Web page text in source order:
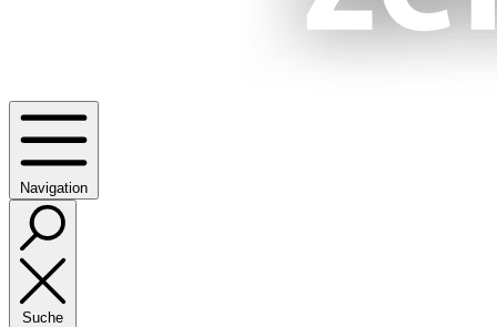
Navigation
Suche